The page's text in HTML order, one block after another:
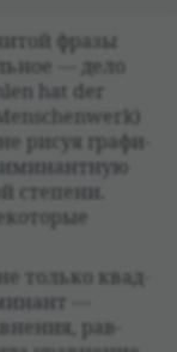
фразы
— дело
hat der
рисуя графи­
степени.
только квад­
—
рав­